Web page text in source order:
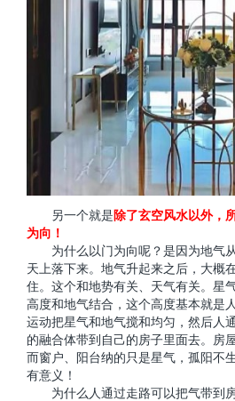
另一个就是 除了玄空风水以外，
为向！
为什么以门为向呢？是因为地气
天上落下来。地气升起来之后，大概
住。这个和地势有关、天气有关。星
高度和地气结合，这个高度基本就是
运动把星气和地气搅和均匀，然后人
的融合体带到自己的房子里面去。房
而窗户、阳台纳的只是星气，孤阳不
有意义！
为什么人通过走路可以把气带到